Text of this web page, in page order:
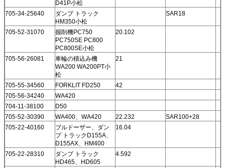
D41P小松
705-34-25640
ダンプ トラック
HM350小松
SAR18
705-52-31070
掘削機PC750
PC750SE PC800
PC800SE小松
20.102
705-56-26081
車輪の積込み機
WA200 WA200PT小
松
21
705-55-34560 FORKLIT FD250
42
705-56-34240
WA420
704-11-38100
D50
705-52-30390
WA400、WA420 22.232
SAR100+28
705-22-40160
ブルドーザー、ダン
プ トラックD155A、
D155AX、HM400
16.04
705-22-28310
ダンプ トラック
HD465、HD605
4.592